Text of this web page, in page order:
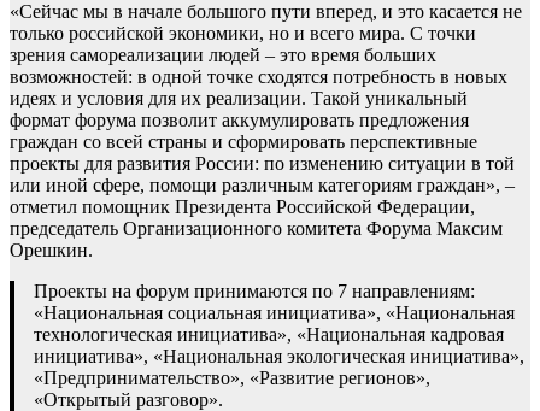
«Сейчас мы в начале большого пути вперед, и это касается не
только российской экономики, но и всего мира. С точки
зрения самореализации людей – это время больших
возможностей: в одной точке сходятся потребность в новых
идеях и условия для их реализации. Такой уникальный
формат форума позволит аккумулировать предложения
граждан со всей страны и сформировать перспективные
проекты для развития России: по изменению ситуации в той
или иной сфере, помощи различным категориям граждан», –
отметил помощник Президента Российской Федерации,
председатель Организационного комитета Форума Максим
Орешкин.
Проекты на форум принимаются по 7 направлениям:
«Национальная социальная инициатива», «Национальная
технологическая инициатива», «Национальная кадровая
инициатива», «Национальная экологическая инициатива»,
«Предпринимательство», «Развитие регионов»,
«Открытый разговор».